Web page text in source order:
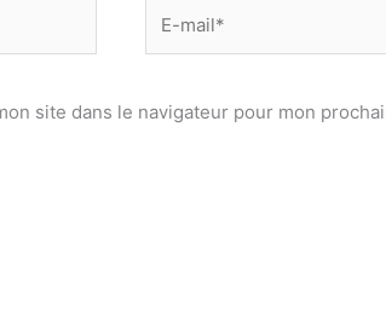
mail*
site dans le navigateur pour mon